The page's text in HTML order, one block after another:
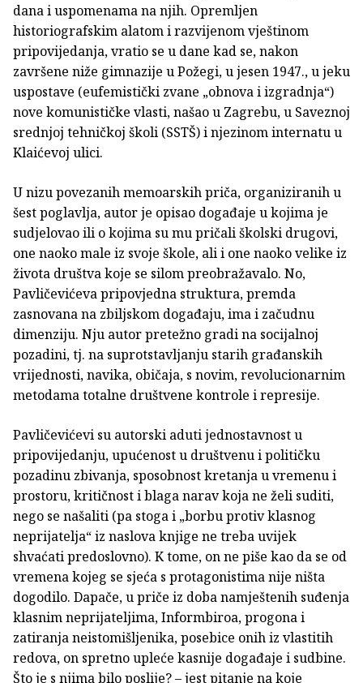
dana i uspomenama na njih. Opremljen
historiografskim alatom i razvijenom vještinom
pripovijedanja, vratio se u dane kad se, nakon
završene niže gimnazije u Požegi, u jesen 1947., u jeku
uspostave (eufemistički zvane „obnova i izgradnja“)
nove komunističke vlasti, našao u Zagrebu, u Saveznoj
srednjoj tehničkoj školi (SSTŠ) i njezinom internatu u
Klaićevoj ulici.
U nizu povezanih memoarskih priča, organiziranih u
šest poglavlja, autor je opisao događaje u kojima je
sudjelovao ili o kojima su mu pričali školski drugovi,
one naoko male iz svoje škole, ali i one naoko velike iz
života društva koje se silom preobražavalo. No,
Pavličevićeva pripovjedna struktura, premda
zasnovana na zbiljskom događaju, ima i začudnu
dimenziju. Nju autor pretežno gradi na socijalnoj
pozadini, tj. na suprotstavljanju starih građanskih
vrijednosti, navika, običaja, s novim, revolucionarnim
metodama totalne društvene kontrole i represije.
Pavličevićevi su autorski aduti jednostavnost u
pripovijedanju, upućenost u društvenu i političku
pozadinu zbivanja, sposobnost kretanja u vremenu i
prostoru, kritičnost i blaga narav koja ne želi suditi,
nego se našaliti (pa stoga i „borbu protiv klasnog
neprijatelja“ iz naslova knjige ne treba uvijek
shvaćati predoslovno). K tome, on ne piše kao da se od
vremena kojeg se sjeća s protagonistima nije ništa
dogodilo. Dapače, u priče iz doba namještenih suđenja
klasnim neprijateljima, Informbiroa, progona i
zatiranja neistomišljenika, posebice onih iz vlastitih
redova, on spretno upleće kasnije događaje i sudbine.
Što je s njima bilo poslije? – jest pitanje na koje